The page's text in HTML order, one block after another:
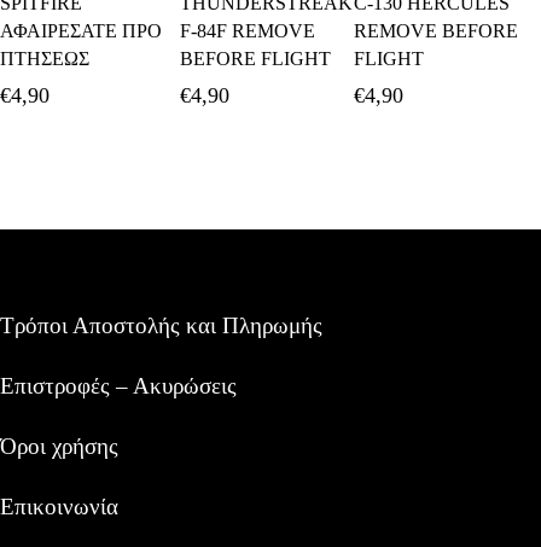
Καλάθι
ΑΦΑΙΡΕΣΑΤΕ ΠΡΟ
ΠΤΗΣΕΩΣ
€4,90
Καλάθι
F-84F REMOVE
BEFORE FLIGHT
€4,90
Περισσότερα
REMOVE BEFORE
FLIGHT
€4,90
Τρόποι Αποστολής και Πληρωμής
Επιστροφές – Ακυρώσεις
Όροι χρήσης
Επικοινωνία